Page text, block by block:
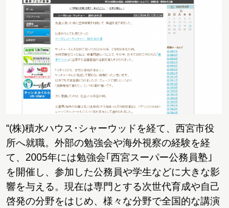
“(株)積水ハウス･シャーウッドを経て、西宮市役
所へ就職。外部の勉強会や海外視察の経験を経
て、2005年には勉強会｢西宮スーパー公務員塾｣
を開催し、参加した公務員や学生などに大きな影
響を与える。現在は専門とする次世代育成や自己
啓発の分野をはじめ、様々な分野で全国的な講演